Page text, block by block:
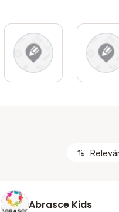
Abrasce Kids